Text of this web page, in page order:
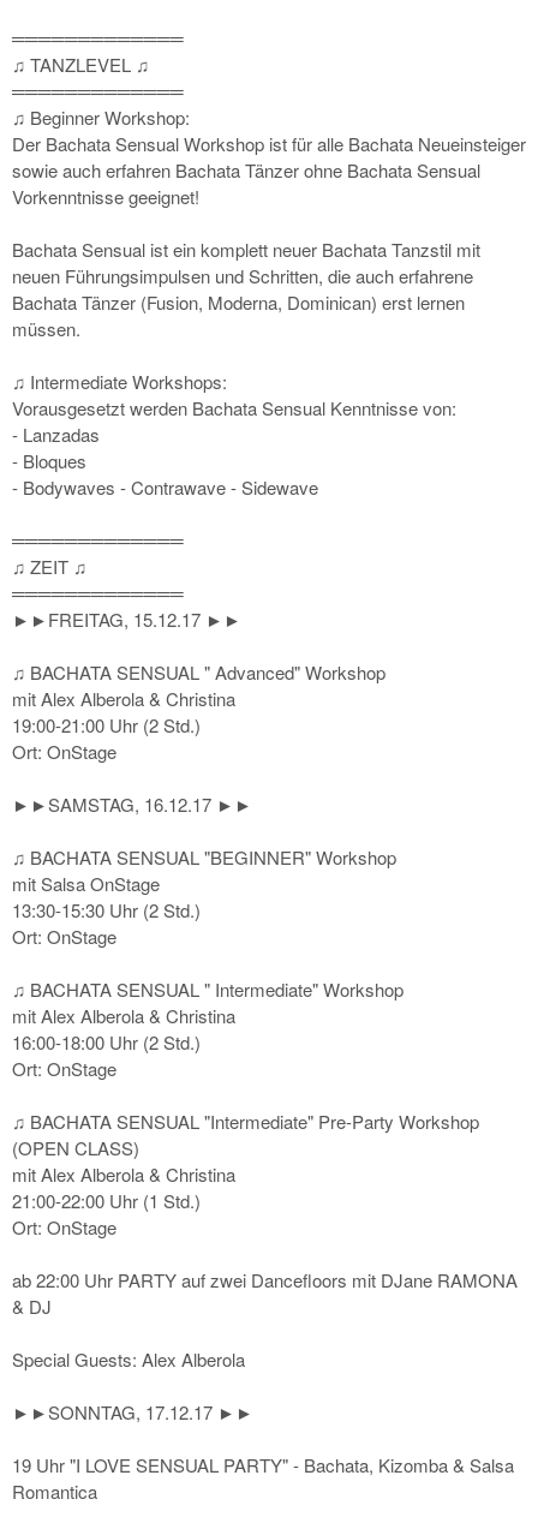
═════════════
♫ TANZLEVEL ♫
═════════════
♫ Beginner Workshop:
Der Bachata Sensual Workshop ist für alle Bachata Neueinsteiger
sowie auch erfahren Bachata Tänzer ohne Bachata Sensual
Vorkenntnisse geeignet!
Bachata Sensual ist ein komplett neuer Bachata Tanzstil mit
neuen Führungsimpulsen und Schritten, die auch erfahrene
Bachata Tänzer (Fusion, Moderna, Dominican) erst lernen
müssen.
♫ Intermediate Workshops:
Vorausgesetzt werden Bachata Sensual Kenntnisse von:
- Lanzadas
- Bloques
- Bodywaves - Contrawave - Sidewave
═════════════
♫ ZEIT ♫
═════════════
►►FREITAG, 15.12.17 ►►
♫ BACHATA SENSUAL " Advanced" Workshop
mit Alex Alberola & Christina
19:00-21:00 Uhr (2 Std.)
Ort: OnStage
►►SAMSTAG, 16.12.17 ►►
♫ BACHATA SENSUAL "BEGINNER" Workshop
mit Salsa OnStage
13:30-15:30 Uhr (2 Std.)
Ort: OnStage
♫ BACHATA SENSUAL " Intermediate" Workshop
mit Alex Alberola & Christina
16:00-18:00 Uhr (2 Std.)
Ort: OnStage
♫ BACHATA SENSUAL "Intermediate" Pre-Party Workshop
(OPEN CLASS)
mit Alex Alberola & Christina
21:00-22:00 Uhr (1 Std.)
Ort: OnStage
ab 22:00 Uhr PARTY auf zwei Dancefloors mit DJane RAMONA
& DJ
Special Guests: Alex Alberola
►►SONNTAG, 17.12.17 ►►
19 Uhr "I LOVE SENSUAL PARTY" - Bachata, Kizomba & Salsa
Romantica